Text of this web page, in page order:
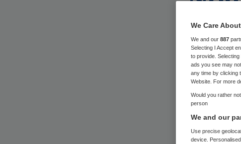
Zwangere
We Care
We and our 887
Selecting I Accept
to provide.
ads you see may
any time by clicking
Website. For more
Would you rather
person
We and our
Use precise
device.